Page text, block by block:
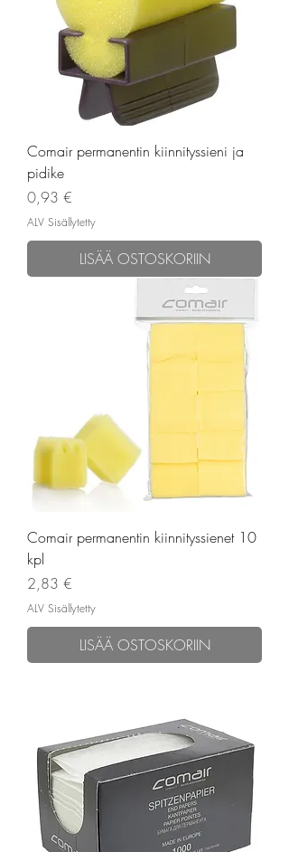
Comair permanentin kiinnityssieni ja
pidike
Hinta
0,93 €
ALV Sisällytetty
LISÄÄ OSTOSKORIIN
Comair permanentin kiinnityssienet 10
kpl
Hinta
2,83 €
ALV Sisällytetty
LISÄÄ OSTOSKORIIN